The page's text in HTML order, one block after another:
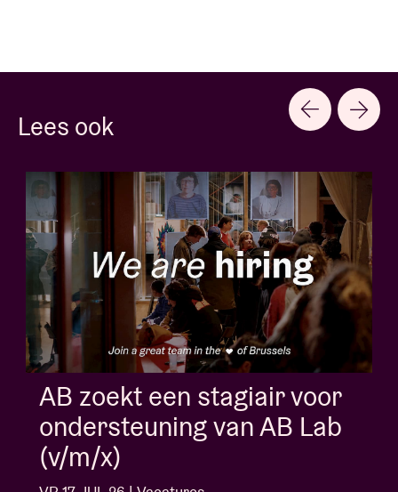
Lees ook
AB zoekt flexi voor onthaal
en ticketbalie
WO 27 MEI 26 | Vacatures